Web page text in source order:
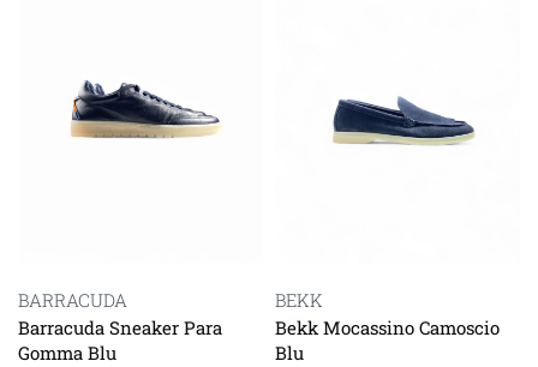
BARRACUDA
Barracuda Sneaker Para
Gomma Blu
BEKK
Bekk Mocassino Camoscio
Blu